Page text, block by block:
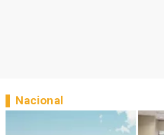
Nacional